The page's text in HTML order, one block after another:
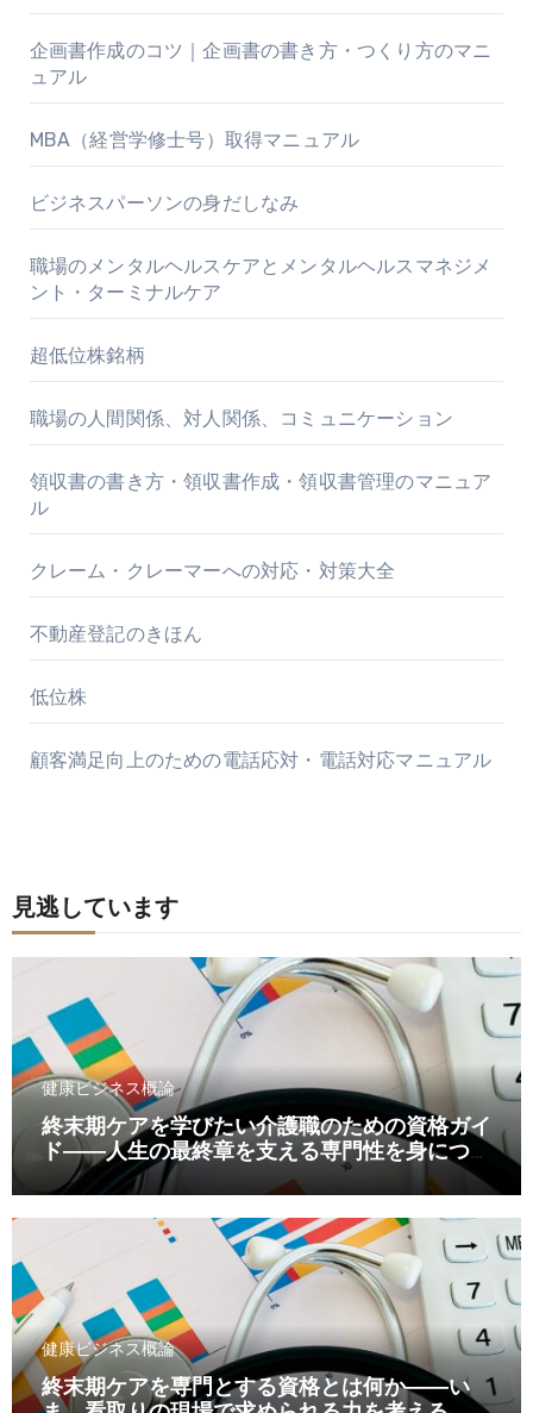
企画書作成のコツ｜企画書の書き方・つくり方のマニ
ュアル
MBA（経営学修士号）取得マニュアル
ビジネスパーソンの身だしなみ
職場のメンタルヘルスケアとメンタルヘルスマネジメ
ント・ターミナルケア
超低位株銘柄
職場の人間関係、対人関係、コミュニケーション
領収書の書き方・領収書作成・領収書管理のマニュア
ル
クレーム・クレーマーへの対応・対策大全
不動産登記のきほん
低位株
顧客満足向上のための電話応対・電話対応マニュアル
見逃しています
健康ビジネス概論
終末期ケアを学びたい介護職のための資格ガイ
ド――人生の最終章を支える専門性を身につけ
るために
健康ビジネス概論
終末期ケアを専門とする資格とは何か――い